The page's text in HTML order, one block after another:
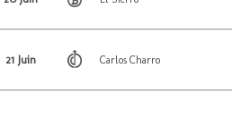
21 Juin Carlos Charro